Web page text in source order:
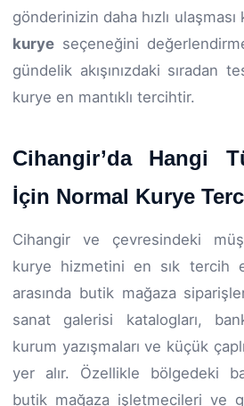
gönderinizin daha hızlı
kurye seçeneğini
gündelik akışınızdaki sıradan
kurye en mantıklı tercihtir.
Cihangir’da Hangi
İçin Normal Kurye
Cihangir ve çevresindeki
kurye hizmetini en sık tercih
arasında butik mağaza
sanat galerisi katalogları,
kurum yazışmaları ve küçük
yer alır. Özellikle bölgedeki
butik mağaza işletmecileri ve